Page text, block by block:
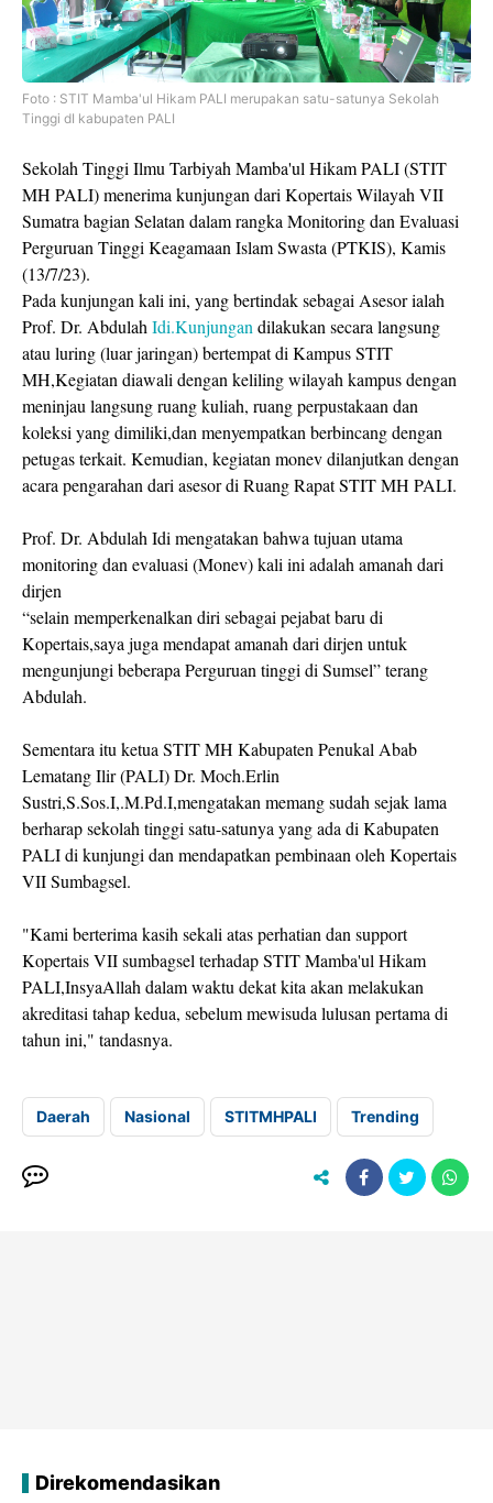
Foto : STIT Mamba'ul Hikam PALI merupakan satu-satunya Sekolah
Tinggi dI kabupaten PALI
Sekolah Tinggi Ilmu Tarbiyah Mamba'ul Hikam PALI (STIT
MH PALI) menerima kunjungan dari Kopertais Wilayah VII
Sumatra bagian Selatan dalam rangka Monitoring dan Evaluasi
Perguruan Tinggi Keagamaan Islam Swasta (PTKIS), Kamis
(13/7/23).
Pada kunjungan kali ini, yang bertindak sebagai Asesor ialah
Prof. Dr. Abdulah Idi.Kunjungan dilakukan secara langsung
atau luring (luar jaringan) bertempat di Kampus STIT
MH,Kegiatan diawali dengan keliling wilayah kampus dengan
meninjau langsung ruang kuliah, ruang perpustakaan dan
koleksi yang dimiliki,dan menyempatkan berbincang dengan
petugas terkait. Kemudian, kegiatan monev dilanjutkan dengan
acara pengarahan dari asesor di Ruang Rapat STIT MH PALI.
Prof. Dr. Abdulah Idi mengatakan bahwa tujuan utama
monitoring dan evaluasi (Monev) kali ini adalah amanah dari
dirjen
“selain memperkenalkan diri sebagai pejabat baru di
Kopertais,saya juga mendapat amanah dari dirjen untuk
mengunjungi beberapa Perguruan tinggi di Sumsel” terang
Abdulah.
Sementara itu ketua STIT MH Kabupaten Penukal Abab
Lematang Ilir (PALI) Dr. Moch.Erlin
Sustri,S.Sos.I,.M.Pd.I,mengatakan memang sudah sejak lama
berharap sekolah tinggi satu-satunya yang ada di Kabupaten
PALI di kunjungi dan mendapatkan pembinaan oleh Kopertais
VII Sumbagsel.
"Kami berterima kasih sekali atas perhatian dan support
Kopertais VII sumbagsel terhadap STIT Mamba'ul Hikam
PALI,InsyaAllah dalam waktu dekat kita akan melakukan
akreditasi tahap kedua, sebelum mewisuda lulusan pertama di
tahun ini," tandasnya.
Daerah Nasional STITMHPALI Trending
Direkomendasikan